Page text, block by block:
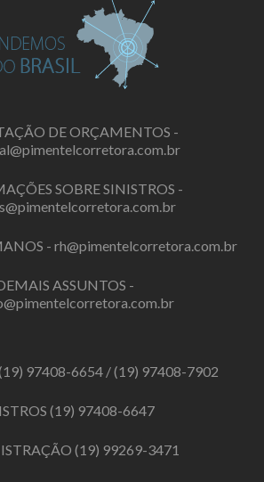
DE ORÇAMENTOS -
SOBRE SINISTROS -
- rh@pimentelcorretora.com.br
ASSUNTOS -
97408-6654/(19) 97408-7902
(19) 97408-6647
(19) 99269-3471